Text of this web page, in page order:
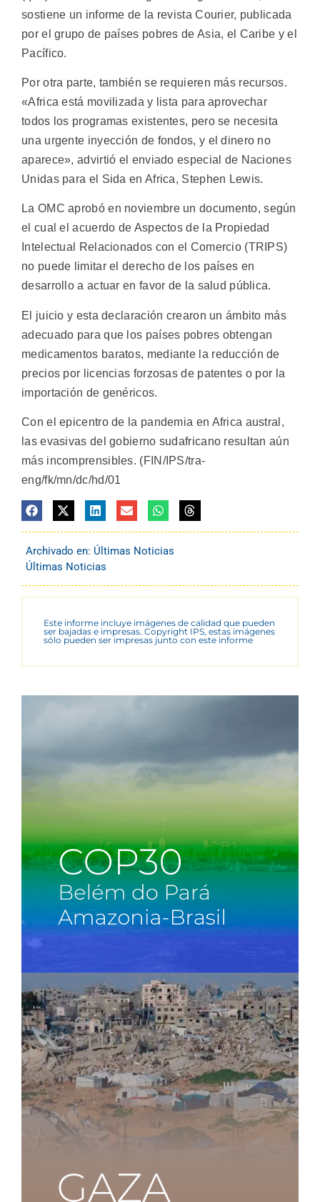
sostiene un informe de la revista Courier, publicada
por el grupo de países pobres de Asia, el Caribe y el
Pacífico.
Por otra parte, también se requieren más recursos.
«Africa está movilizada y lista para aprovechar
todos los programas existentes, pero se necesita
una urgente inyección de fondos, y el dinero no
aparece», advirtió el enviado especial de Naciones
Unidas para el Sida en Africa, Stephen Lewis.
La OMC aprobó en noviembre un documento, según
el cual el acuerdo de Aspectos de la Propiedad
Intelectual Relacionados con el Comercio (TRIPS)
no puede limitar el derecho de los países en
desarrollo a actuar en favor de la salud pública.
El juicio y esta declaración crearon un ámbito más
adecuado para que los países pobres obtengan
medicamentos baratos, mediante la reducción de
precios por licencias forzosas de patentes o por la
importación de genéricos.
Con el epicentro de la pandemia en Africa austral,
las evasivas del gobierno sudafricano resultan aún
más incomprensibles. (FIN/IPS/tra-
eng/fk/mn/dc/hd/01
Archivado en: Últimas Noticias
Últimas Noticias
Este informe incluye imágenes de calidad que pueden
ser bajadas e impresas. Copyright IPS, estas imágenes
sólo pueden ser impresas junto con este informe